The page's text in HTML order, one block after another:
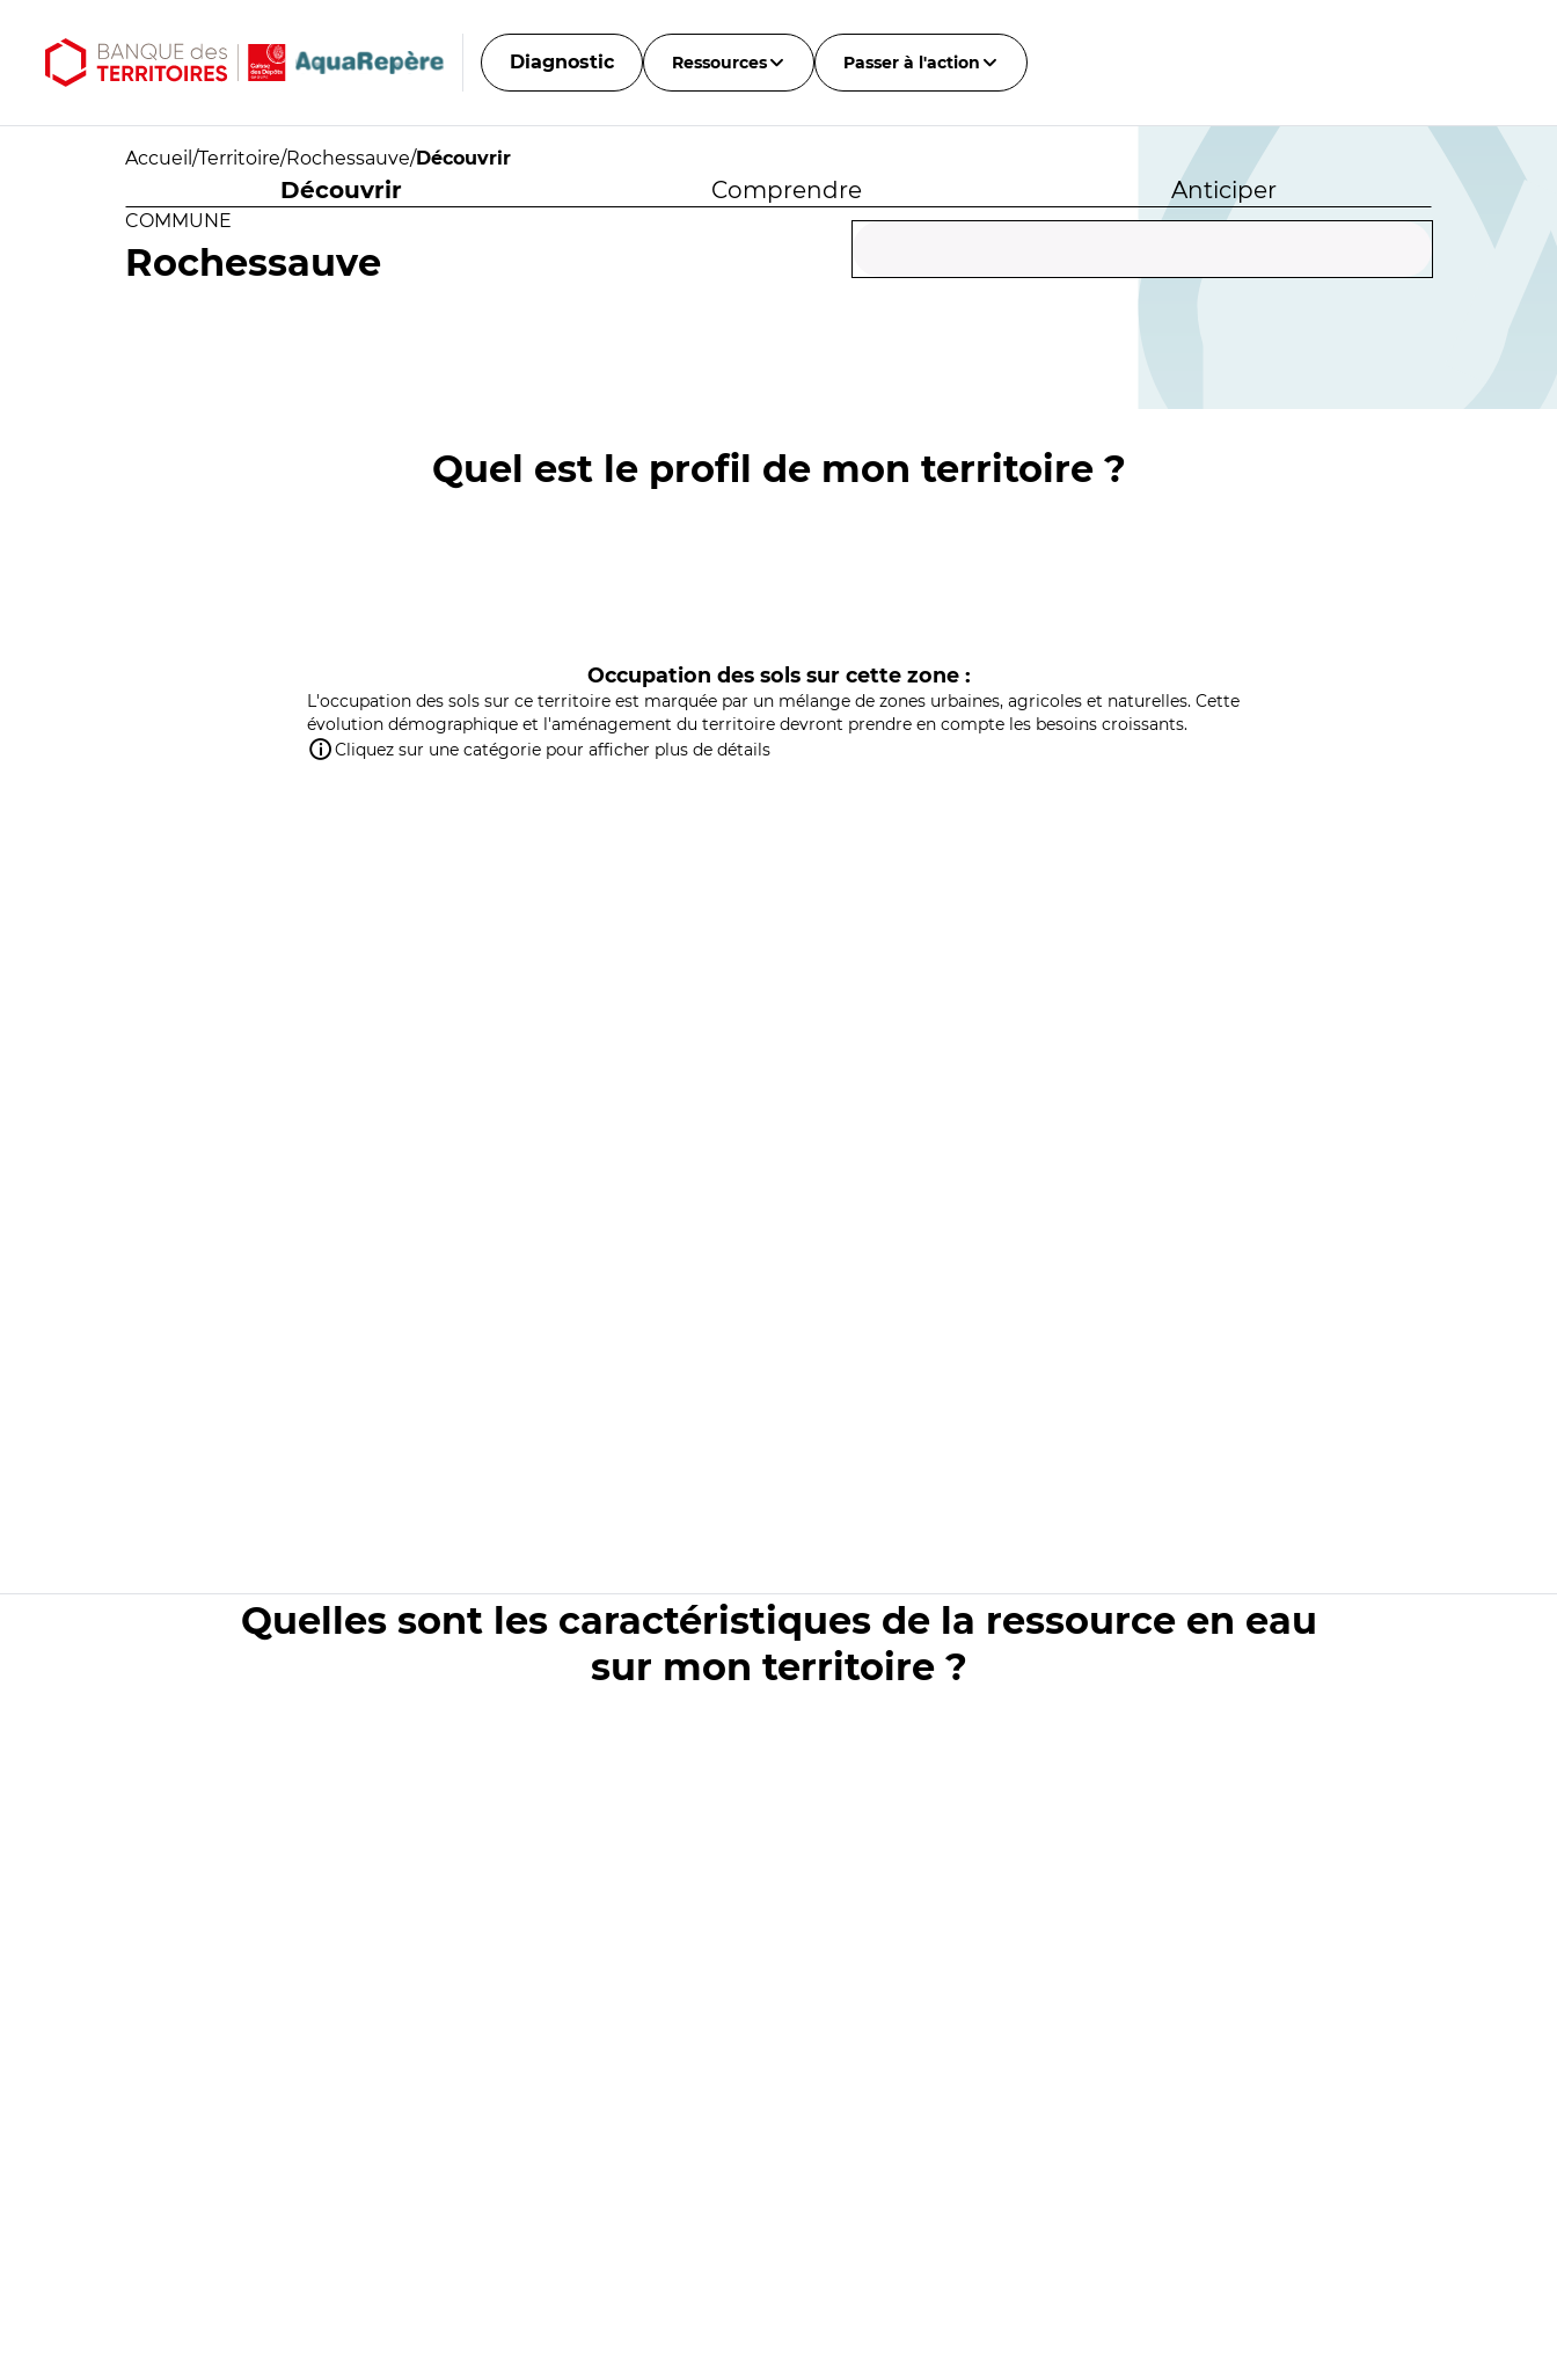
Diagnostic Ressources Passer à l'action
Accueil /Territoire/Rochessauve/Découvrir
Découvrir Comprendre Anticiper
COMMUNE
Rochessauve
Quel est le profil de mon territoire ?
Occupation des sols sur cette zone :
L'occupation des sols sur ce territoire est marquée par un mélange de zones urbaines, agricoles et naturelles. Cette
évolution démographique et l'aménagement du territoire devront prendre en compte les besoins croissants.
Cliquez sur une catégorie pour afficher plus de détails
Quelles sont les caractéristiques de la ressource en eau
sur mon territoire ?